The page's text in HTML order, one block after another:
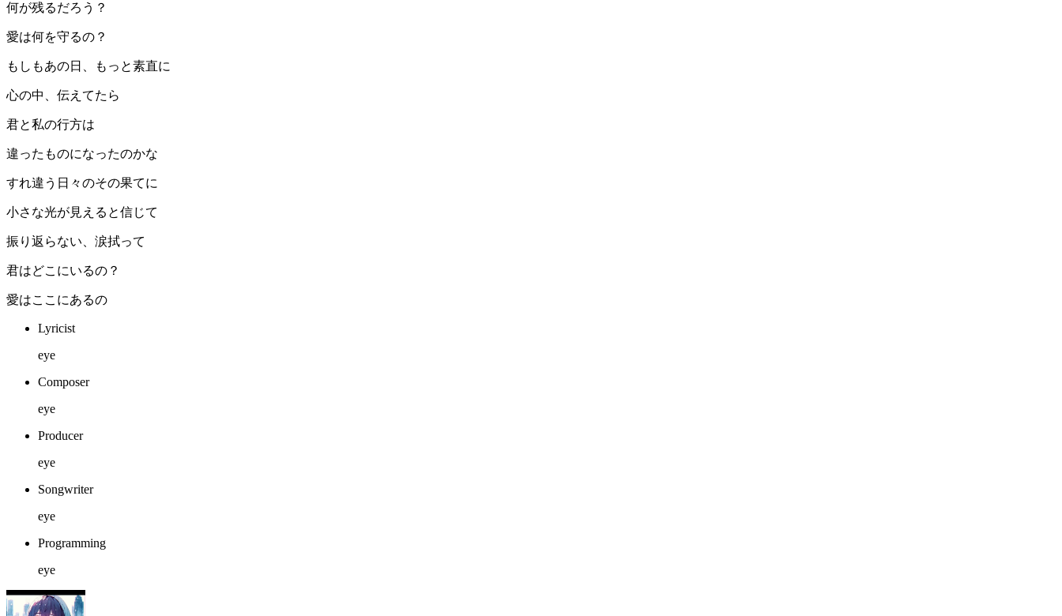
何が残るだろう？
愛は何を守るの？
もしもあの日、もっと素直に
心の中、伝えてたら
君と私の行方は
違ったものになったのかな
すれ違う日々のその果てに
小さな光が見えると信じて
振り返らない、涙拭って
君はどこにいるの？
愛はここにあるの
Lyricist
eye
Composer
eye
Producer
eye
Songwriter
eye
Programming
eye